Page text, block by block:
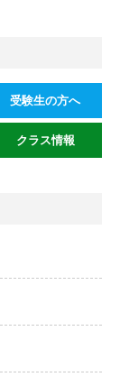
受験生の方へ
クラス情報